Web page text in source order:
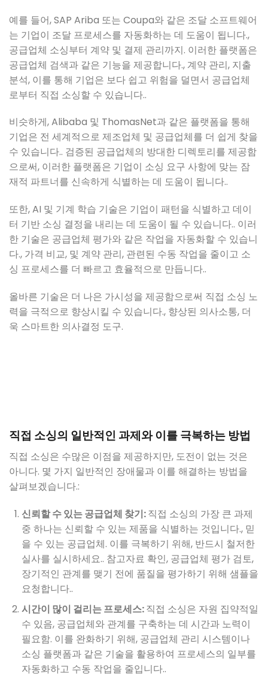
예를 들어, SAP Ariba 또는 Coupa와 같은 조달 소프트웨어
는 기업이 조달 프로세스를 자동화하는 데 도움이 됩니다.,
공급업체 소싱부터 계약 및 결제 관리까지. 이러한 플랫폼은
공급업체 검색과 같은 기능을 제공합니다., 계약 관리, 지출
분석, 이를 통해 기업은 보다 쉽고 위험을 덜면서 공급업체
로부터 직접 소싱할 수 있습니다..
비슷하게, Alibaba 및 ThomasNet과 같은 플랫폼을 통해
기업은 전 세계적으로 제조업체 및 공급업체를 더 쉽게 찾을
수 있습니다.. 검증된 공급업체의 방대한 디렉토리를 제공함
으로써, 이러한 플랫폼은 기업이 소싱 요구 사항에 맞는 잠
재적 파트너를 신속하게 식별하는 데 도움이 됩니다..
또한, AI 및 기계 학습 기술은 기업이 패턴을 식별하고 데이
터 기반 소싱 결정을 내리는 데 도움이 될 수 있습니다.. 이러
한 기술은 공급업체 평가와 같은 작업을 자동화할 수 있습니
다., 가격 비교, 및 계약 관리, 관련된 수동 작업을 줄이고 소
싱 프로세스를 더 빠르고 효율적으로 만듭니다..
올바른 기술은 더 나은 가시성을 제공함으로써 직접 소싱 노
력을 극적으로 향상시킬 수 있습니다., 향상된 의사소통, 더
욱 스마트한 의사결정 도구.
직접 소싱의 일반적인 과제와 이를 극복하는 방법
직접 소싱은 수많은 이점을 제공하지만, 도전이 없는 것은
아니다. 몇 가지 일반적인 장애물과 이를 해결하는 방법을
살펴보겠습니다.:
신뢰할 수 있는 공급업체 찾기:직접 소싱의 가장 큰 과제
중 하나는 신뢰할 수 있는 제품을 식별하는 것입니다., 믿
을 수 있는 공급업체. 이를 극복하기 위해, 반드시 철저한
실사를 실시하세요.. 참고자료 확인, 공급업체 평가 검토,
장기적인 관계를 맺기 전에 품질을 평가하기 위해 샘플을
요청합니다..
시간이 많이 걸리는 프로세스:직접 소싱은 자원 집약적일
수 있음, 공급업체와 관계를 구축하는 데 시간과 노력이
필요함. 이를 완화하기 위해, 공급업체 관리 시스템이나
소싱 플랫폼과 같은 기술을 활용하여 프로세스의 일부를
자동화하고 수동 작업을 줄입니다..